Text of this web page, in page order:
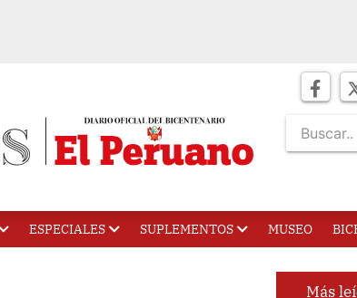
ESPECIALES SUPLEMENTOS MUSEO
Más